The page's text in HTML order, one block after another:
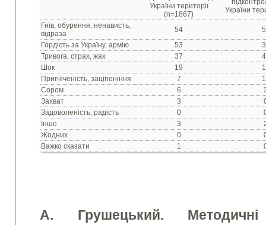
України території
(n=1867)
України
Гнів, обурення, ненависть,
відраза
54
Гордість за Україну, армію
53
Тривога, страх, жах
37
Шок
19
Пригніченість, заціпеніння
7
Сором
6
Захват
3
Задоволеність, радість
0
Інше
3
Жодних
0
Важко сказати
1
А. Грушецький.